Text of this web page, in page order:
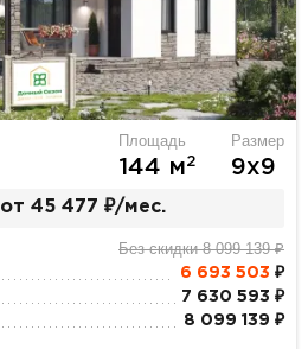
Площадь
144 м2
Размер
9х9
от 45 477 ₽/мес.
Без скидки 8 099 139 ₽
6 693 503 ₽
7 630 593 ₽
8 099 139 ₽